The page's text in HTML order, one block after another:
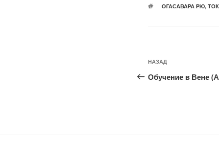
МЕТКИ
ОГАСАВАРА РЮ,
Навигация
по
записям
Предыдущая
запись:
НАЗАД
Обучение в Вене